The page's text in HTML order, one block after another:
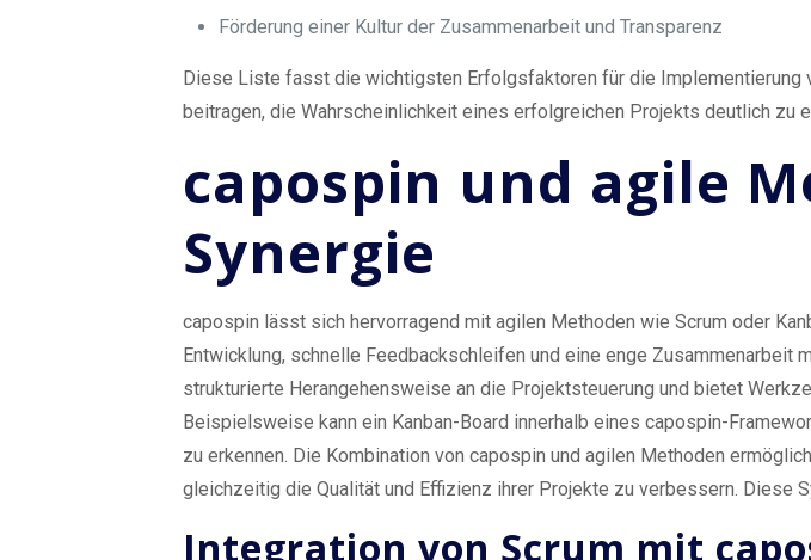
Förderung einer Kultur der Zusammenarbeit und Transparenz
Diese Liste fasst die wichtigsten Erfolgsfaktoren für die Implementierung
beitragen, die Wahrscheinlichkeit eines erfolgreichen Projekts deutlich zu
capospin und agile
Synergie
capospin lässt sich hervorragend mit agilen Methoden wie Scrum oder
Entwicklung, schnelle Feedbackschleifen und eine enge Zusammenarbeit
strukturierte Herangehensweise an die Projektsteuerung und bietet
Beispielsweise kann ein Kanban-Board innerhalb eines capospin-
zu erkennen. Die Kombination von capospin und agilen Methoden
gleichzeitig die Qualität und Effizienz ihrer Projekte zu verbessern. Diese
Integration von Scrum mit